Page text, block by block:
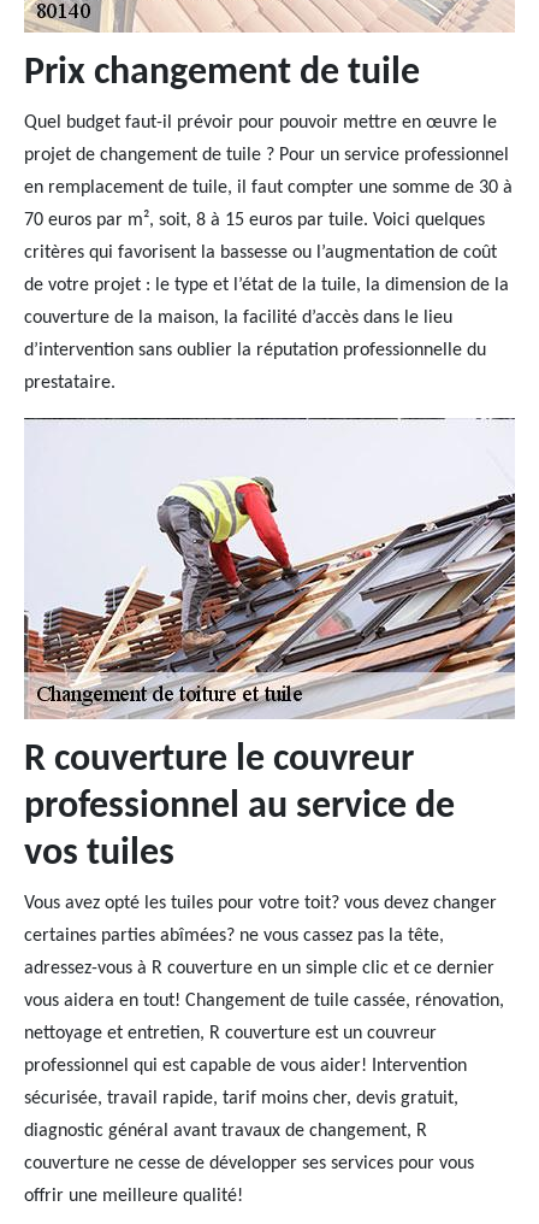
Prix changement de tuile
Quel budget faut-il prévoir pour pouvoir mettre en œuvre le
projet de changement de tuile ? Pour un service professionnel
en remplacement de tuile, il faut compter une somme de 30 à
70 euros par m², soit, 8 à 15 euros par tuile. Voici quelques
critères qui favorisent la bassesse ou l’augmentation de coût
de votre projet : le type et l’état de la tuile, la dimension de la
couverture de la maison, la facilité d’accès dans le lieu
d’intervention sans oublier la réputation professionnelle du
prestataire.
R couverture le couvreur
professionnel au service de
vos tuiles
Vous avez opté les tuiles pour votre toit? vous devez changer
certaines parties abîmées? ne vous cassez pas la tête,
adressez-vous à R couverture en un simple clic et ce dernier
vous aidera en tout! Changement de tuile cassée, rénovation,
nettoyage et entretien, R couverture est un couvreur
professionnel qui est capable de vous aider! Intervention
sécurisée, travail rapide, tarif moins cher, devis gratuit,
diagnostic général avant travaux de changement, R
couverture ne cesse de développer ses services pour vous
offrir une meilleure qualité!